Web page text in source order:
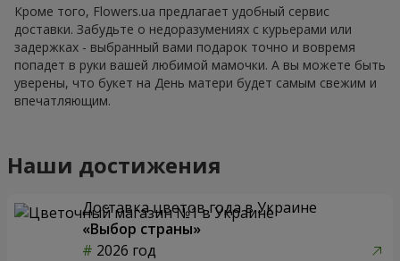
Кроме того, Flowers.ua предлагает удобный сервис
доставки. Забудьте о недоразумениях с курьерами или
задержках - выбранный вами подарок точно и вовремя
попадет в руки вашей любимой мамочки. А вы можете быть
уверены, что букет на День матери будет самым свежим и
впечатляющим.
Наши достижения
Доставка цветов года в Украине
«Выбор страны»
2026 год